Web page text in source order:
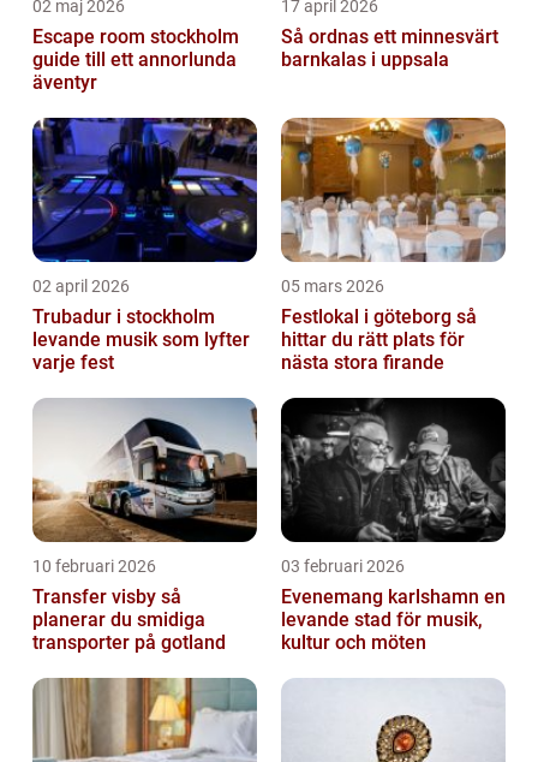
02 maj 2026
Escape room stockholm
guide till ett annorlunda
äventyr
17 april 2026
Så ordnas ett minnesvärt
barnkalas i uppsala
02 april 2026
Trubadur i stockholm
levande musik som lyfter
varje fest
05 mars 2026
Festlokal i göteborg så
hittar du rätt plats för
nästa stora firande
10 februari 2026
Transfer visby så
planerar du smidiga
transporter på gotland
03 februari 2026
Evenemang karlshamn en
levande stad för musik,
kultur och möten